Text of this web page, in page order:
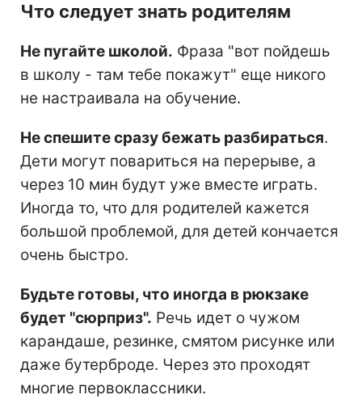
Что следует знать родителям
Не пугайте школой. Фраза "вот пойдешь
в школу - там тебе покажут" еще никого
не настраивала на обучение.
Не спешите сразу бежать разбираться.
Дети могут повариться на перерыве, а
через 10 мин будут уже вместе играть.
Иногда то, что для родителей кажется
большой проблемой, для детей кончается
очень быстро.
Будьте готовы, что иногда в рюкзаке
будет "сюрприз". Речь идет о чужом
карандаше, резинке, смятом рисунке или
даже бутерброде. Через это проходят
многие первоклассники.